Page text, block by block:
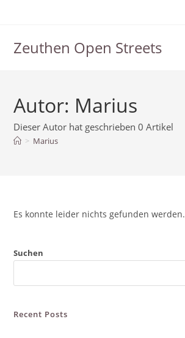
Zeuthen Open Streets
Autor: Marius
Dieser Autor hat geschrieben 0 Artikel
> Marius
Es konnte leider nichts gefunden werden.
Suchen
Recent Posts